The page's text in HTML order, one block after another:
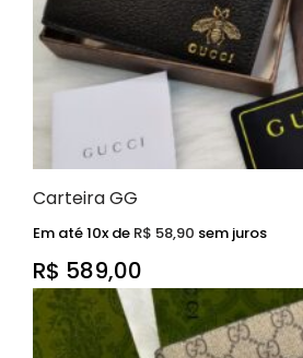
Carteira GG
R$ 589,00
Em até 10x de R$ 58,90 sem juros